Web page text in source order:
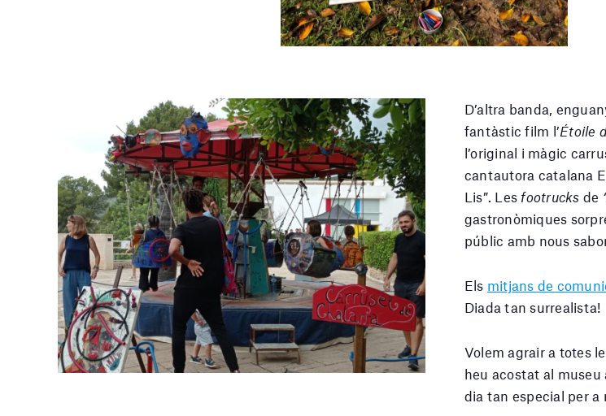
D’altra banda,
fantàstic film l’Étoile
l’original i màgic
cantautora catalana
Lis”. Les footrucks de
gastronòmiques
públic amb nous
Els mitjans de
Diada tan surrealista!
Volem agrair a totes
heu acostat al
dia tan especial per a